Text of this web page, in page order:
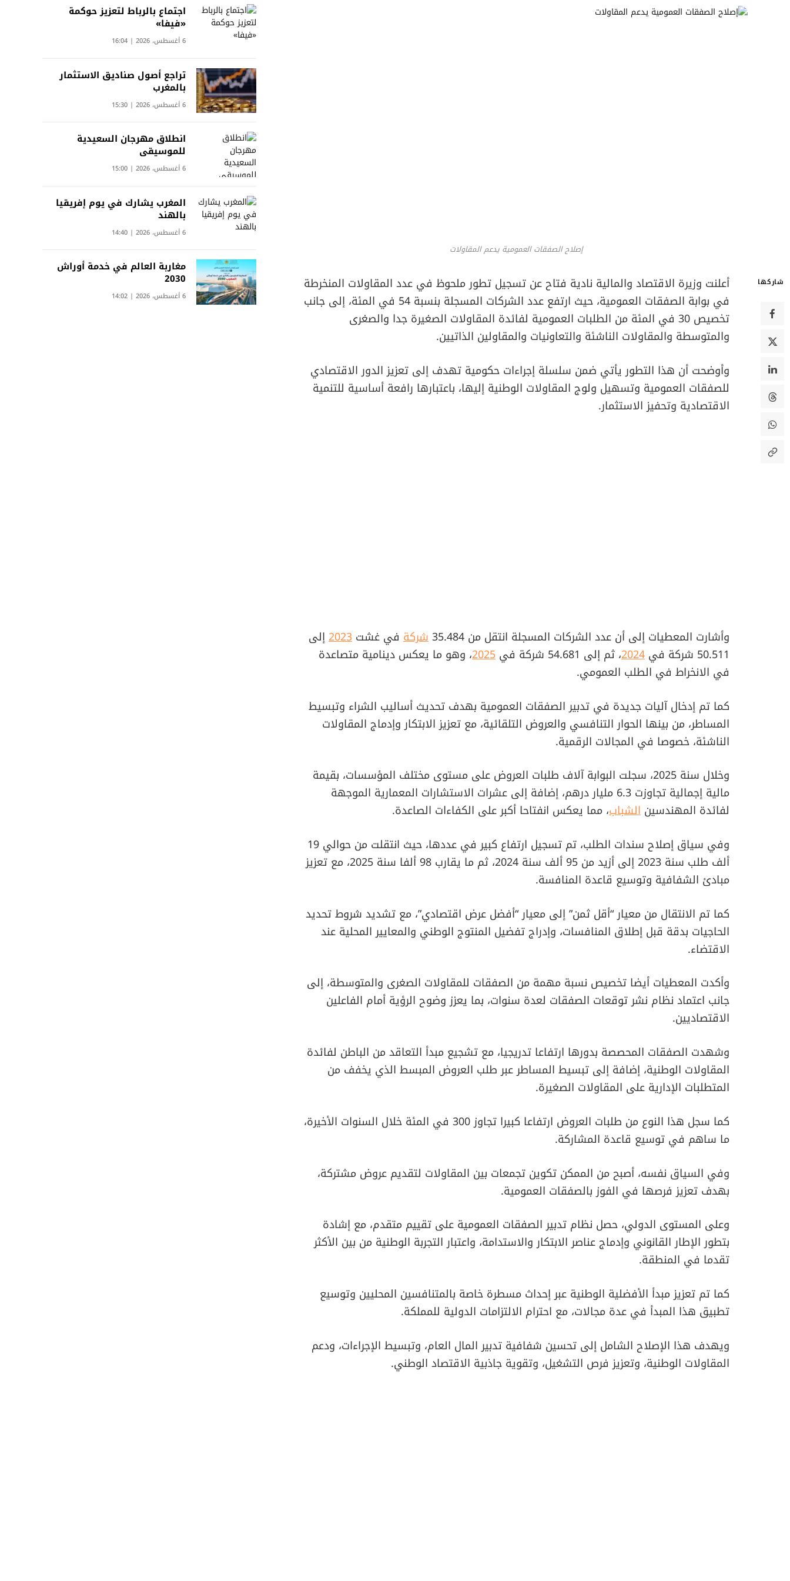
إصلاح الصفقات العمومية يدعم المقاولات
شاركها
أعلنت وزيرة الاقتصاد والمالية نادية فتاح عن تسجيل تطور ملحوظ في عدد المقاولات المنخرطة
في بوابة الصفقات العمومية، حيث ارتفع عدد الشركات المسجلة بنسبة 54 في المئة، إلى جانب
تخصيص 30 في المئة من الطلبات العمومية لفائدة المقاولات الصغيرة جدا والصغرى
والمتوسطة والمقاولات الناشئة والتعاونيات والمقاولين الذاتيين.
وأوضحت أن هذا التطور يأتي ضمن سلسلة إجراءات حكومية تهدف إلى تعزيز الدور الاقتصادي
للصفقات العمومية وتسهيل ولوج المقاولات الوطنية إليها، باعتبارها رافعة أساسية للتنمية
الاقتصادية وتحفيز الاستثمار.
وأشارت المعطيات إلى أن عدد الشركات المسجلة انتقل من 35.484 شركة في غشت 2023إلى
50.511 شركة في
2024، ثم إلى 54.681 شركة في 2025، وهو ما يعكس دينامية متصاعدة
في الانخراط في الطلب العمومي.
كما تم إدخال آليات جديدة في تدبير الصفقات العمومية بهدف تحديث أساليب الشراء وتبسيط
المساطر، من بينها الحوار التنافسي والعروض التلقائية، مع تعزيز الابتكار وإدماج المقاولات
الناشئة، خصوصا في المجالات الرقمية.
وخلال سنة 2025، سجلت البوابة آلاف طلبات العروض على مستوى مختلف المؤسسات، بقيمة
مالية إجمالية تجاوزت 6.3 مليار درهم، إضافة إلى عشرات الاستشارات المعمارية الموجهة
لفائدة المهندسين الشباب، مما يعكس انفتاحا أكبر على الكفاءات الصاعدة.
وفي سياق إصلاح سندات الطلب، تم تسجيل ارتفاع كبير في عددها، حيث انتقلت من حوالي 19
ألف طلب سنة 2023 إلى أزيد من 95 ألف سنة 2024، ثم ما يقارب 98 ألفا سنة 2025، مع تعزيز
مبادئ الشفافية وتوسيع قاعدة المنافسة.
كما تم الانتقال من معيار “أقل ثمن” إلى معيار “أفضل عرض اقتصادي”، مع تشديد شروط تحديد
الحاجيات بدقة قبل إطلاق المنافسات، وإدراج تفضيل المنتوج الوطني والمعايير المحلية عند
الاقتضاء.
وأكدت المعطيات أيضا تخصيص نسبة مهمة من الصفقات للمقاولات الصغرى والمتوسطة، إلى
جانب اعتماد نظام نشر توقعات الصفقات لعدة سنوات، بما يعزز وضوح الرؤية أمام الفاعلين
الاقتصاديين.
وشهدت الصفقات المحصصة بدورها ارتفاعا تدريجيا، مع تشجيع مبدأ التعاقد من الباطن لفائدة
المقاولات الوطنية، إضافة إلى تبسيط المساطر عبر طلب العروض المبسط الذي يخفف من
المتطلبات الإدارية على المقاولات الصغيرة.
كما سجل هذا النوع من طلبات العروض ارتفاعا كبيرا تجاوز 300 في المئة خلال السنوات الأخيرة،
ما ساهم في توسيع قاعدة المشاركة.
وفي السياق نفسه، أصبح من الممكن تكوين تجمعات بين المقاولات لتقديم عروض مشتركة،
بهدف تعزيز فرصها في الفوز بالصفقات العمومية.
وعلى المستوى الدولي، حصل نظام تدبير الصفقات العمومية على تقييم متقدم، مع إشادة
بتطور الإطار القانوني وإدماج عناصر الابتكار والاستدامة، واعتبار التجربة الوطنية من بين الأكثر
تقدما في المنطقة.
كما تم تعزيز مبدأ الأفضلية الوطنية عبر إحداث مسطرة خاصة بالمتنافسين المحليين وتوسيع
تطبيق هذا المبدأ في عدة مجالات، مع احترام الالتزامات الدولية للمملكة.
ويهدف هذا الإصلاح الشامل إلى تحسين شفافية تدبير المال العام، وتبسيط الإجراءات، ودعم
المقاولات الوطنية، وتعزيز فرص التشغيل، وتقوية جاذبية الاقتصاد الوطني.
اجتماع بالرباط لتعزيز حوكمة
«فيفا»
6 أغسطس، 2026 | 16:04
تراجع أصول صناديق الاستثمار
بالمغرب
6 أغسطس، 2026 | 15:30
انطلاق مهرجان السعيدية
للموسيقى
6 أغسطس، 2026 | 15:00
المغرب يشارك في يوم إفريقيا
بالهند
6 أغسطس، 2026 | 14:40
مغاربة العالم في خدمة أوراش
2030
6 أغسطس، 2026 | 14:02